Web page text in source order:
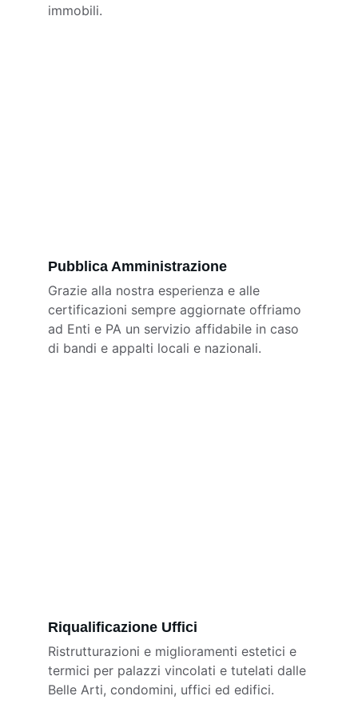
immobili.
Grazie alla nostra esperienza e alle
certificazioni sempre aggiornate offriamo
ad Enti e PA un servizio affidabile in caso
di bandi e appalti locali e nazionali.
Pubblica Amministrazione
Riqualificazione Uffici
Ristrutturazioni e miglioramenti estetici e
termici per palazzi vincolati e tutelati dalle
Belle Arti, condomini, uffici ed edifici.